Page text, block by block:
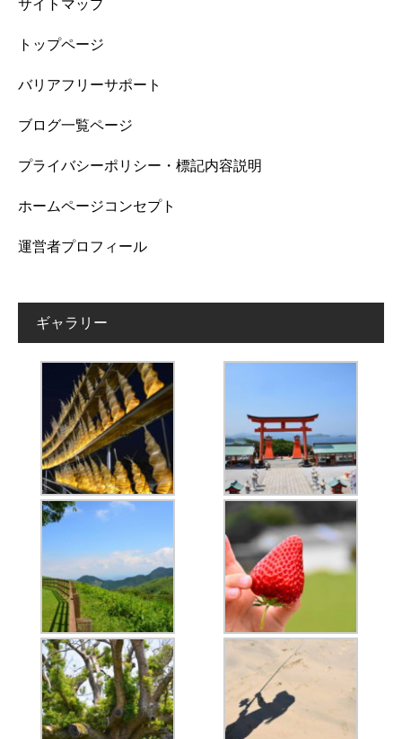
サイトマップ
トップページ
バリアフリーサポート
ブログ一覧ページ
プライバシーポリシー・標記内容説明
ホームページコンセプト
運営者プロフィール
ギャラリー